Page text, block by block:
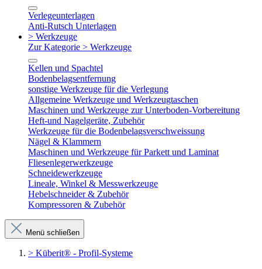
Verlegeunterlagen
Anti-Rutsch Unterlagen
> Werkzeuge
Zur Kategorie > Werkzeuge
Kellen und Spachtel
Bodenbelagsentfernung
sonstige Werkzeuge für die Verlegung
Allgemeine Werkzeuge und Werkzeugtaschen
Maschinen und Werkzeuge zur Unterboden-Vorbereitung
Heft-und Nagelgeräte, Zubehör
Werkzeuge für die Bodenbelagsverschweissung
Nägel & Klammern
Maschinen und Werkzeuge für Parkett und Laminat
Fliesenlegerwerkzeuge
Schneidewerkzeuge
Lineale, Winkel & Messwerkzeuge
Hebelschneider & Zubehör
Kompressoren & Zubehör
Menü schließen
> Küberit® - Profil-Systeme